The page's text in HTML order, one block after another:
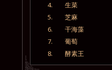
4.
生菜
5.
芝麻
6.
干海藻
7.
葡萄
8.
酵素王